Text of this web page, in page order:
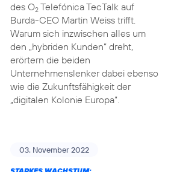
des O2Telefónica TecTalk auf
Burda-CEO Martin Weiss trifft.
Warum sich inzwischen alles um
den „hybriden Kunden“ dreht,
erörtern die beiden
Unternehmenslenker dabei ebenso
wie die Zukunftsfähigkeit der
„digitalen Kolonie Europa“.
03. November 2022